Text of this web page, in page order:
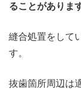
ることがありま
縫合処置をして
す。
抜歯箇所周辺は